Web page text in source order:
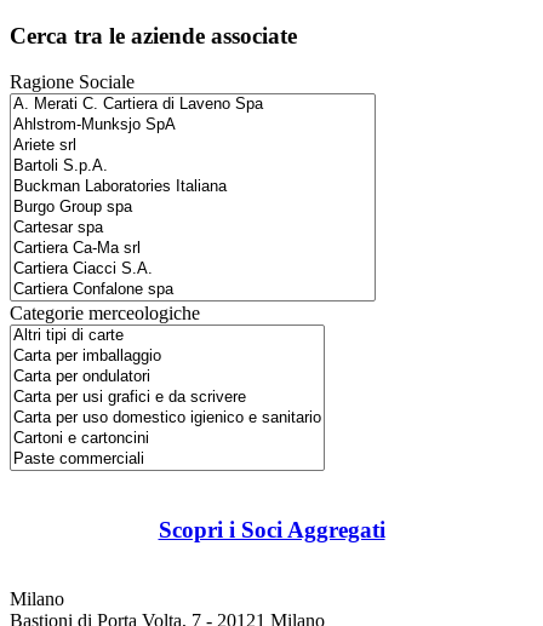
Cerca tra le aziende associate
Ragione Sociale
Categorie merceologiche
Scopri i Soci Aggregati
Milano
Bastioni di Porta Volta, 7 - 20121 Milano